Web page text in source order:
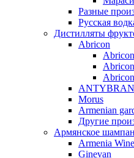
Разные
Русская
Дистилляты
Abricon
Morus
Armenian
Другие
Армянское
Armenia Wine
Ginevan